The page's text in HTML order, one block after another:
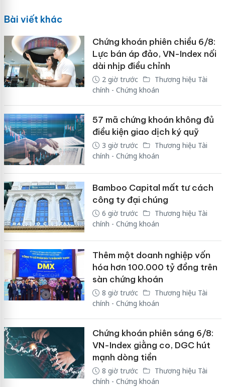
Bài viết khác
Chứng khoán phiên chiều 6/8:
Lực bán áp đảo, VN-Index nối
dài nhịp điều chỉnh
2 giờ trước
Thương hiệu Tài
chính - Chứng khoán
57 mã chứng khoán không đủ
điều kiện giao dịch ký quỹ
3 giờ trước
Thương hiệu Tài
chính - Chứng khoán
Bamboo Capital mất tư cách
công ty đại chúng
6 giờ trước
Thương hiệu Tài
chính - Chứng khoán
Thêm một doanh nghiệp vốn
hóa hơn 100.000 tỷ đồng trên
sàn chứng khoán
8 giờ trước
Thương hiệu Tài
chính - Chứng khoán
Chứng khoán phiên sáng 6/8:
VN-Index giằng co, DGC hút
mạnh dòng tiền
8 giờ trước
Thương hiệu Tài
chính - Chứng khoán